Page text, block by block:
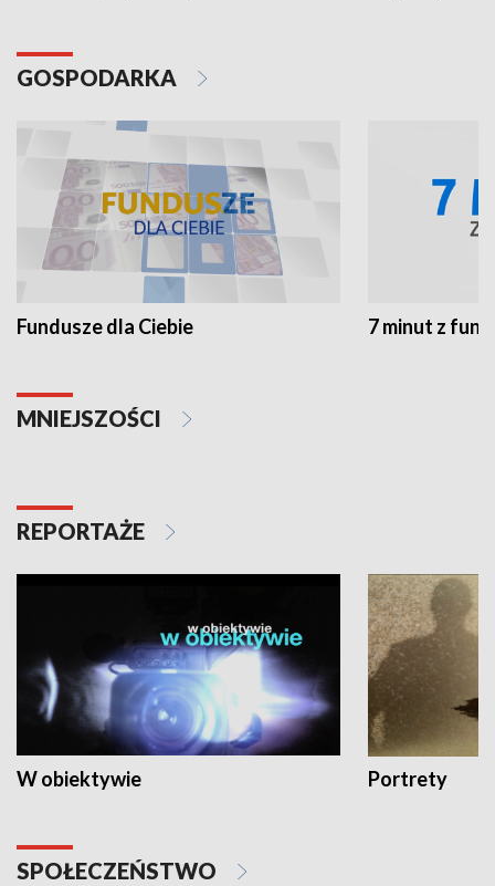
GOSPODARKA
Fundusze dla Ciebie 7 minut z
MNIEJSZOŚCI
REPORTAŻE
W obiektywie Portrety
SPOŁECZEŃSTWO